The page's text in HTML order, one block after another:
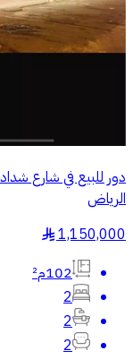
دور للبيع في شارع
الرياض
1,150,000
§
102م²
2
2
2